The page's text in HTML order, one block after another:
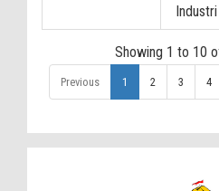
Showing 1 to 10
Previous 1 2 3 4